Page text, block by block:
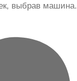
выбрав машина.